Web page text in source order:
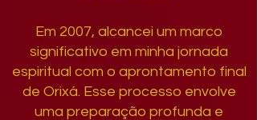
Em 2007, alcancei um marco
significativo em minha jornada
espiritual com o aprontamento final
de Orixá. Esse processo envolve
uma preparação profunda e